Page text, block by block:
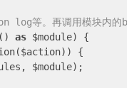
log等。再调用模块内的
as $module) {
{
$module);